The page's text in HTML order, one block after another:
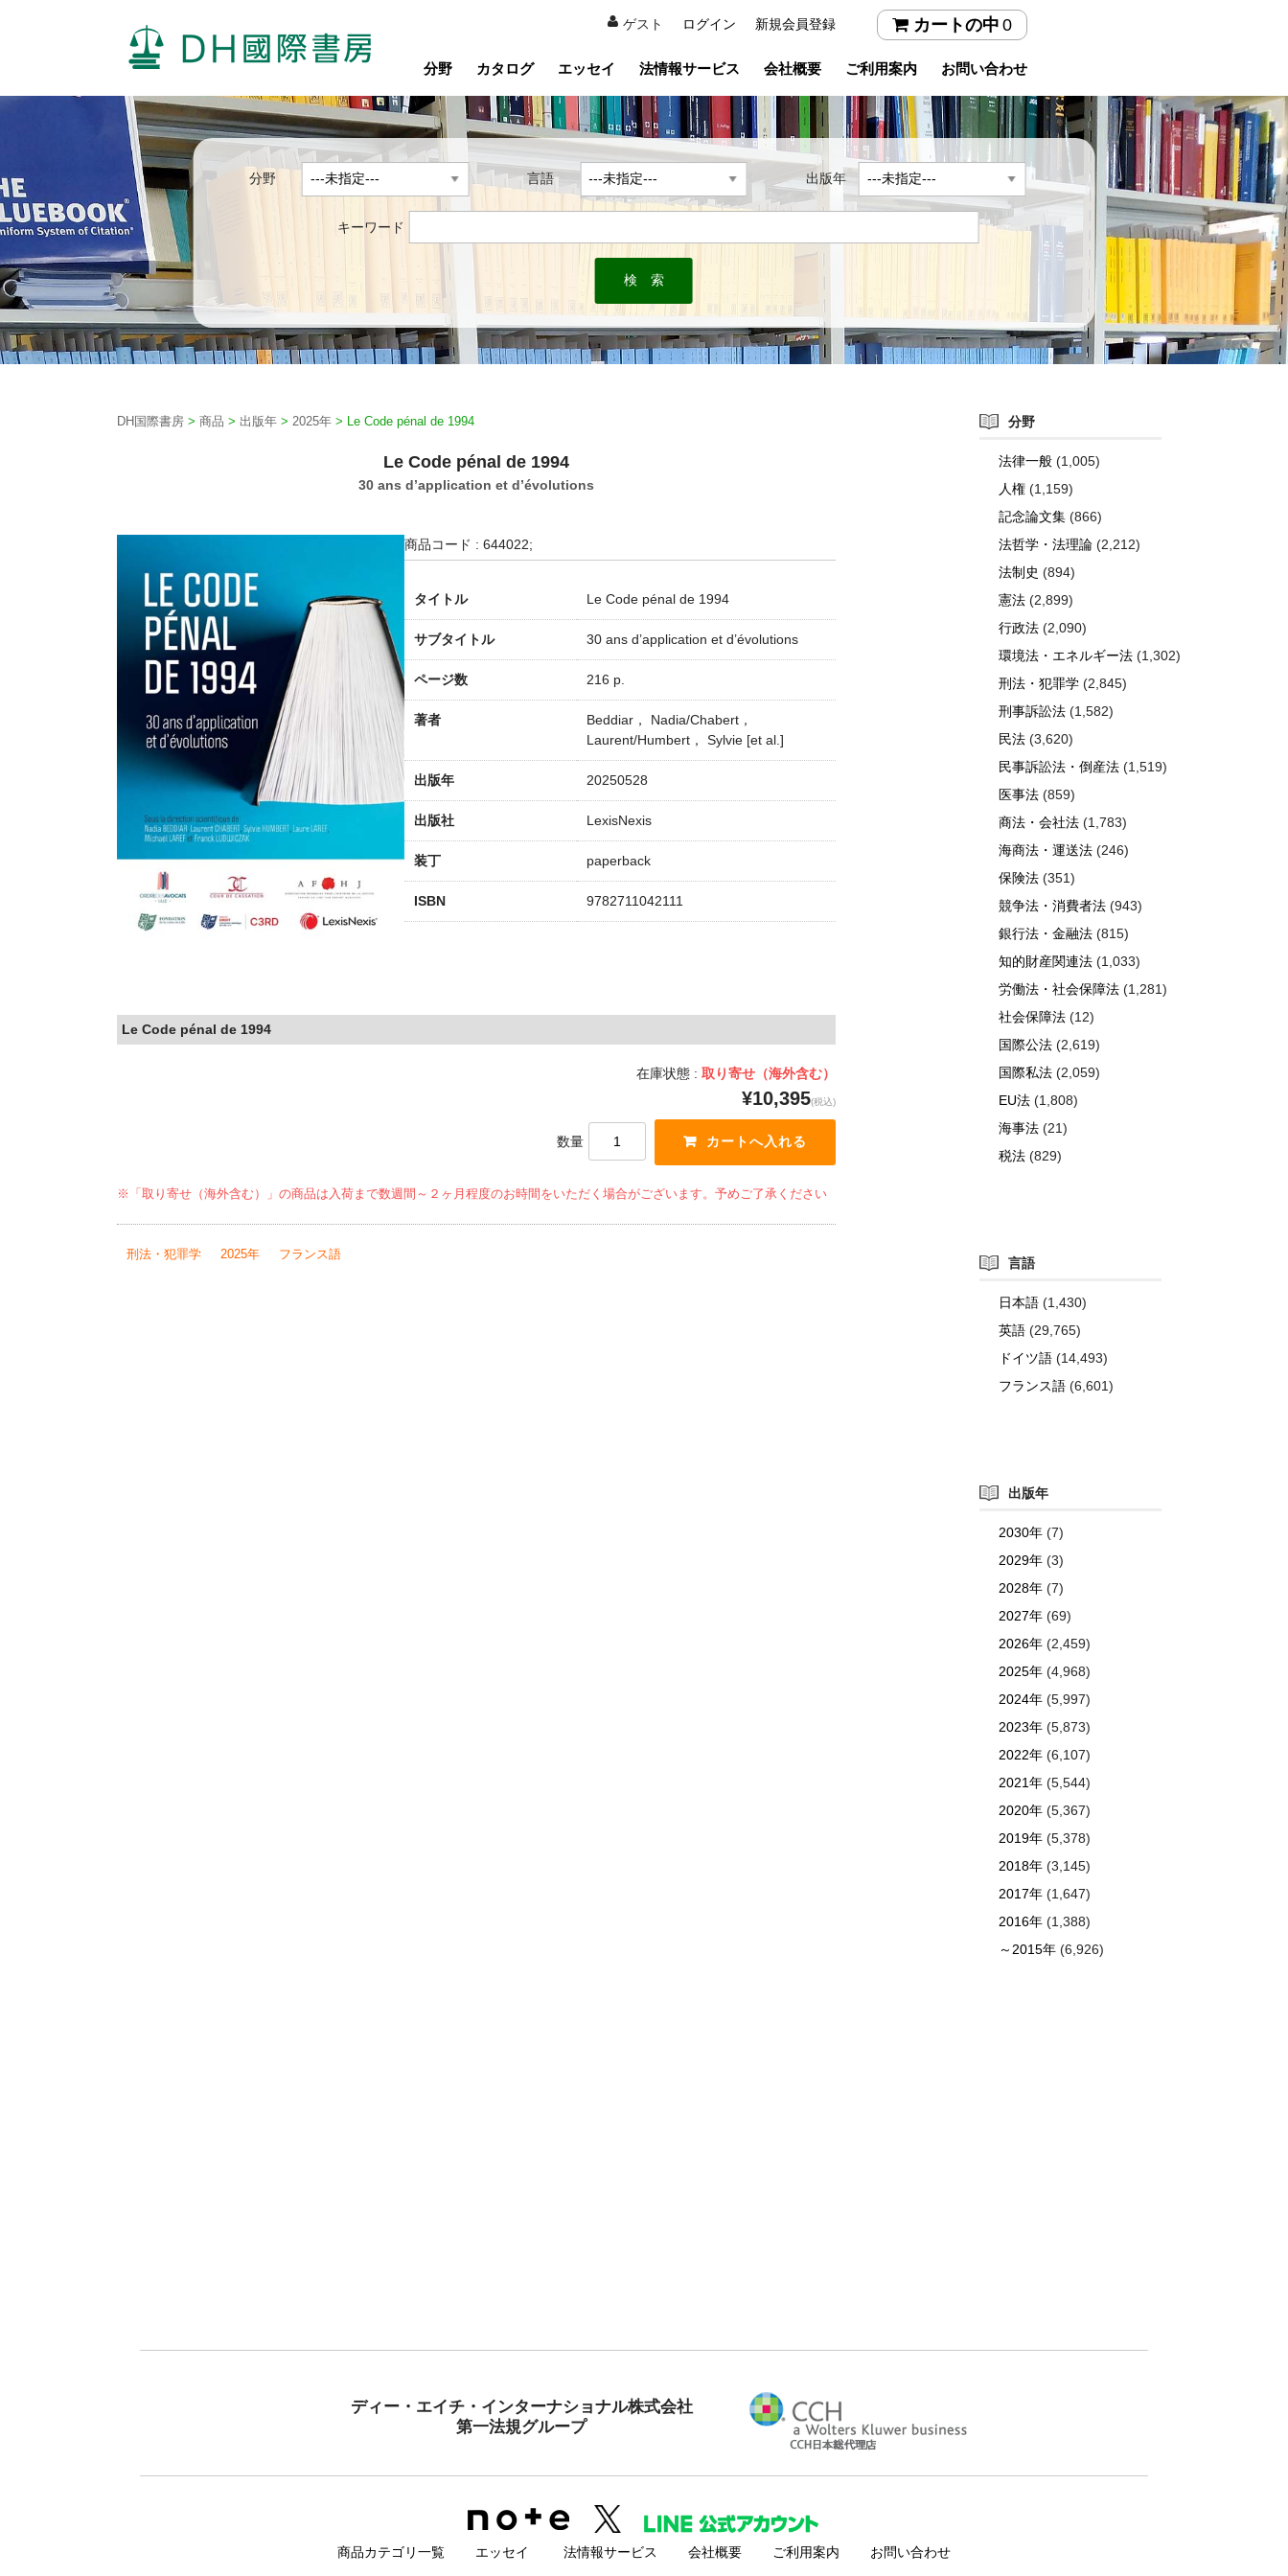
ゲスト ログイン 新規会員登録 カートの中 0
分野 カタログ エッセイ 法情報サービス 会社概要 ご利用案内 お問い合わせ
分野 言語 出版年
キーワード
DH国際書房 > 商品 > 出版年 > 2025年 > Le Code pénal de 1994
Le Code pénal de 1994
30 ans d’application et d’évolutions
商品コード : 644022;
タイトル Le Code pénal de 1994
サブタイトル 30 ans d’application et d’évolutions
ページ数 216 p.
著者
Beddiar， Nadia/Chabert，
Laurent/Humbert， Sylvie [et al.]
出版年 20250528
出版社 LexisNexis
装丁 paperback
ISBN 9782711042111
Le Code pénal de 1994
在庫状態 : 取り寄せ（海外含む）
¥10,395(税込)
数量
※「取り寄せ（海外含む）」の商品は入荷まで数週間～２ヶ月程度のお時間をいただく場合がございます。予めご了承ください
刑法・犯罪学 2025年 フランス語
分野
法律一般 (1,005)
人権 (1,159)
記念論文集 (866)
法哲学・法理論 (2,212)
法制史 (894)
憲法 (2,899)
行政法 (2,090)
環境法・エネルギー法 (1,302)
刑法・犯罪学 (2,845)
刑事訴訟法 (1,582)
民法 (3,620)
民事訴訟法・倒産法 (1,519)
医事法 (859)
商法・会社法 (1,783)
海商法・運送法 (246)
保険法 (351)
競争法・消費者法 (943)
銀行法・金融法 (815)
知的財産関連法 (1,033)
労働法・社会保障法 (1,281)
社会保障法 (12)
国際公法 (2,619)
国際私法 (2,059)
EU法 (1,808)
海事法 (21)
税法 (829)
言語
日本語 (1,430)
英語 (29,765)
ドイツ語 (14,493)
フランス語 (6,601)
出版年
2030年 (7)
2029年 (3)
2028年 (7)
2027年 (69)
2026年 (2,459)
2025年 (4,968)
2024年 (5,997)
2023年 (5,873)
2022年 (6,107)
2021年 (5,544)
2020年 (5,367)
2019年 (5,378)
2018年 (3,145)
2017年 (1,647)
2016年 (1,388)
～2015年 (6,926)
ディー・エイチ・インターナショナル株式会社
第一法規グループ
商品カテゴリ一覧 エッセイ 法情報サービス 会社概要 ご利用案内 お問い合わせ